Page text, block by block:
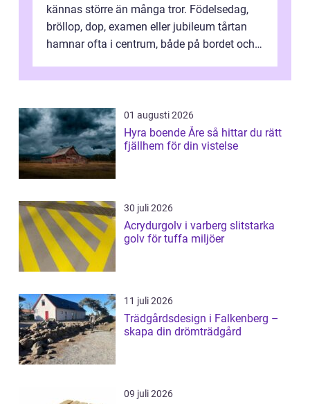
kännas större än många tror. Födelsedag,
bröllop, dop, examen eller jubileum tårtan
hamnar ofta i centrum, både på bordet och i
01 augusti 2026
Hyra boende Åre så hittar du rätt
fjällhem för din vistelse
30 juli 2026
Acrydurgolv i varberg slitstarka
golv för tuffa miljöer
11 juli 2026
Trädgårdsdesign i Falkenberg –
skapa din drömträdgård
09 juli 2026